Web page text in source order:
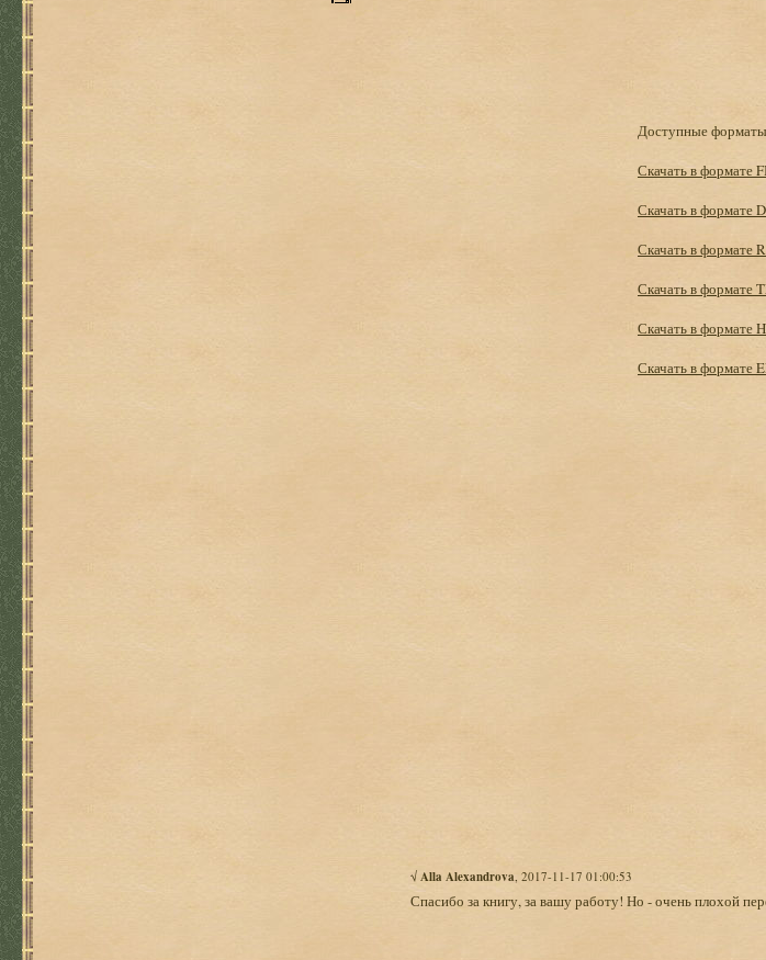
Доступные форматы
Скачать в формате
Скачать в формате
Скачать в формате
Скачать в формате
Скачать в формате
Скачать в формате
√ Alla Alexandrova, 2017-11-17 01:00:53
Спасибо за книгу, за вашу работу! Но - очень плохой